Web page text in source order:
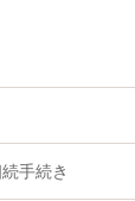
手続き